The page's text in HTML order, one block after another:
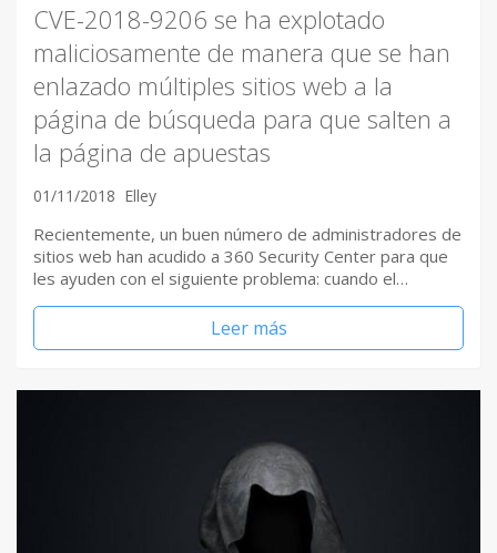
CVE-2018-9206 se ha explotado
maliciosamente de manera que se han
enlazado múltiples sitios web a la
página de búsqueda para que salten a
la página de apuestas
01/11/2018 Elley
Recientemente, un buen número de administradores de
sitios web han acudido a 360 Security Center para que
les ayuden con el siguiente problema: cuando el…
Leer más